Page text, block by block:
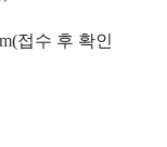
(접수 후 확인